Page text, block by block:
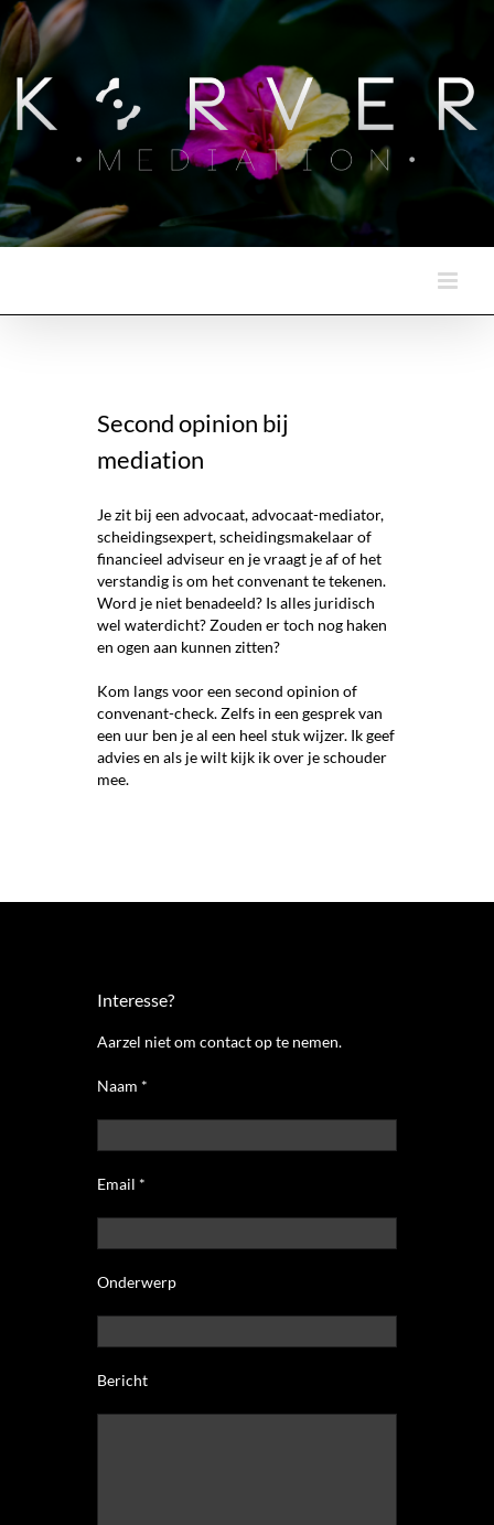
Skip
to
content
Second opinion bij
mediation
Je zit bij een advocaat, advocaat-mediator,
scheidingsexpert, scheidingsmakelaar of
financieel adviseur en je vraagt je af of het
verstandig is om het convenant te tekenen.
Word je niet benadeeld? Is alles juridisch
wel waterdicht? Zouden er toch nog haken
en ogen aan kunnen zitten?
Kom langs voor een second opinion of
convenant-check. Zelfs in een gesprek van
een uur ben je al een heel stuk wijzer. Ik geef
advies en als je wilt kijk ik over je schouder
mee.
Interesse?
Aarzel niet om contact op te nemen.
Naam *
Email *
Onderwerp
Bericht